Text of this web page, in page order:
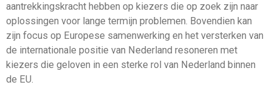
aantrekkingskracht hebben op kiezers die op zoek zijn naar
oplossingen voor lange termijn problemen. Bovendien kan
zijn focus op Europese samenwerking en het versterken van
de internationale positie van Nederland resoneren met
kiezers die geloven in een sterke rol van Nederland binnen
de EU.